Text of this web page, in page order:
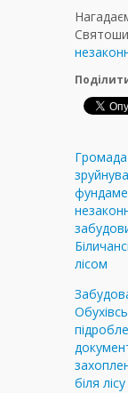
Громада
лісом
біля лісу